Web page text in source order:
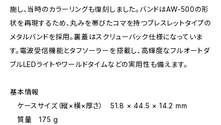
施し、当時のカラーリングも復刻しました。バンドはAW-500の形
状を再現するため、丸みを帯びたコマを持つブレスレットタイプの
メタルバンドを採用。裏蓋はスクリューバック仕様になっていま
す。電波受信機能とタフソーラーを搭載し、高輝度なフルオートダ
ブルLEDライトやワールドタイムなどの実用性も備えます。
基本情報
ケースサイズ（縦×横×厚さ） 51.8 × 44.5 × 14.2 mm
質量 175 g